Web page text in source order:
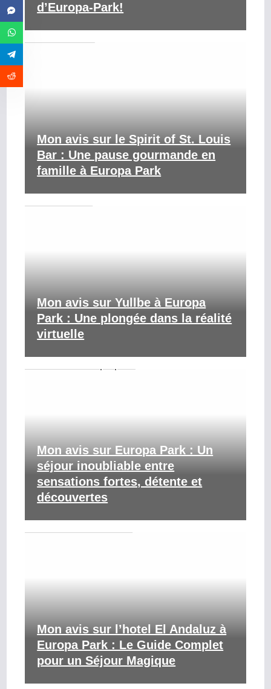
d’Europa-Park!
Mon avis sur le Spirit of St. Louis
Bar : Une pause gourmande en
famille à Europa Park
Mon avis sur Yullbe à Europa
Park : Une plongée dans la réalité
virtuelle
Mon avis sur Europa Park : Un
séjour inoubliable entre
sensations fortes, détente et
découvertes
Mon avis sur l’hotel El Andaluz à
Europa Park : Le Guide Complet
pour un Séjour Magique